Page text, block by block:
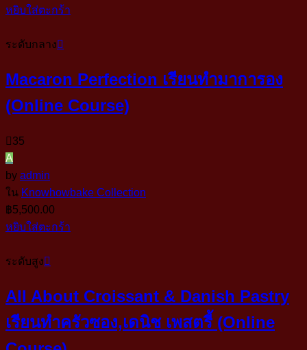
หยิบใส่ตะกร้า
ระดับกลาง
Macaron Perfection เรียนทำมาการอง
(Online Course)
35
A
by admin
ใน Knowhowbake Collection
฿5,500.00
หยิบใส่ตะกร้า
ระดับสูง
All About Croissant & Danish Pastry
เรียนทำครัวซอง,เดนิช เพสตรี้ (Online